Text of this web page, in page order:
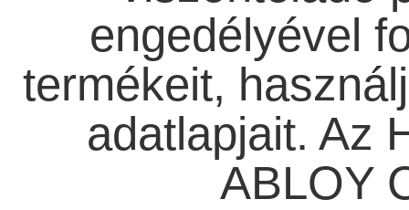
engedélyével
termékeit,
adatlapjait. Az
ABLOY